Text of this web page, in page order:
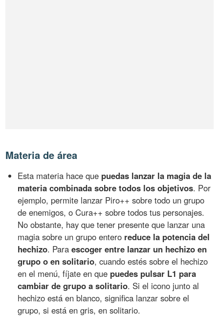
Materia de área
Esta materia hace que puedas lanzar la magia de la
materia combinada sobre todos los objetivos. Por
ejemplo, permite lanzar Piro++ sobre todo un grupo
de enemigos, o Cura++ sobre todos tus personajes.
No obstante, hay que tener presente que lanzar una
magia sobre un grupo entero reduce la potencia del
hechizo. Paraescoger entre lanzar un hechizo en
grupo o en solitario, cuando estés sobre el hechizo
en el menú, fíjate en que puedes pulsar L1 para
cambiar de grupo a solitario. Si el icono junto al
hechizo está en blanco, significa lanzar sobre el
grupo, si está en gris, en solitario.